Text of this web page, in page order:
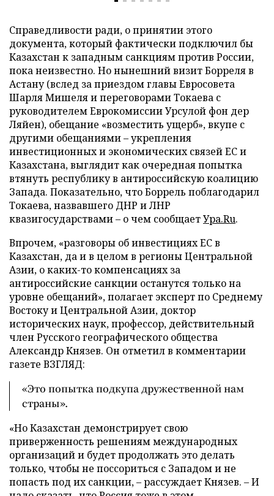
Справедливости ради, о принятии этого
документа, который фактически подключил бы
Казахстан к западным санкциям против России,
пока неизвестно. Но нынешний визит Борреля в
Астану (вслед за приездом главы Евросовета
Шарля Мишеля и переговорами Токаева с
руководителем Еврокомиссии Урсулой фон дер
Ляйен), обещание «возместить ущерб», вкупе с
другими обещаниями – укрепления
инвестиционных и экономических связей ЕС и
Казахстана, выглядит как очередная попытка
втянуть республику в антироссийскую коалицию
Запада. Показательно, что Боррель поблагодарил
Токаева, назвавшего ДНР и ЛНР
квазигосударствами – о чем сообщаетУра.Ru.
Впрочем, «разговоры об инвестициях ЕС в
Казахстан, да и в целом в регионы Центральной
Азии, о каких-то компенсациях за
антироссийские санкции останутся только на
уровне обещаний», полагает эксперт по Среднему
Востоку и Центральной Азии, доктор
исторических наук, профессор, действительный
член Русского географического общества
Александр Князев. Он отметил в комментарии
газете ВЗГЛЯД:
«Это попытка подкупа дружественной нам
страны».
«Но Казахстан демонстрирует свою
приверженность решениям международных
организаций и будет продолжать это делать
только, чтобы не поссориться с Западом и не
попасть под их санкции, – рассуждает Князев. – И